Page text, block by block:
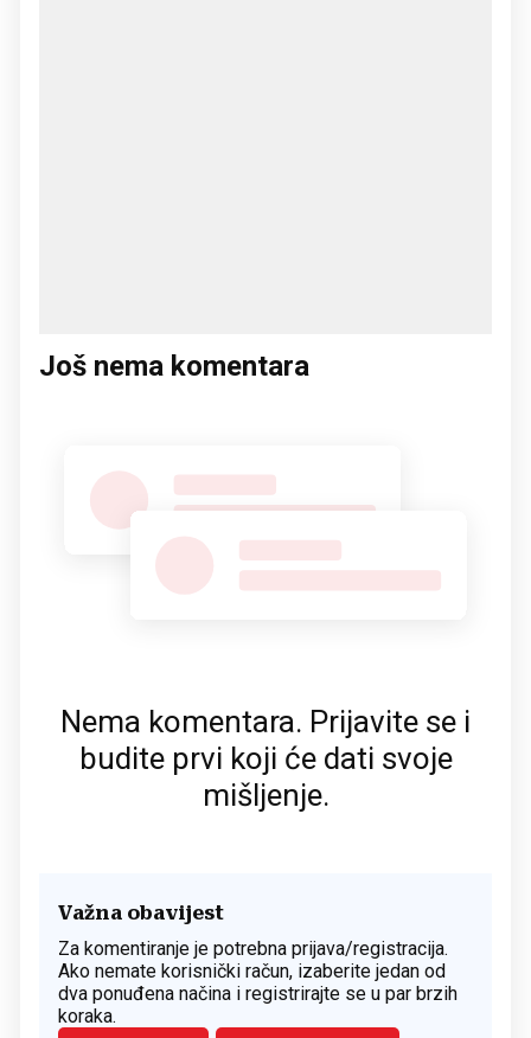
Još nema komentara
Nema komentara. Prijavite se i
budite prvi koji će dati svoje
mišljenje.
Važna obavijest
Za komentiranje je potrebna prijava/registracija.
Ako nemate korisnički račun, izaberite jedan od
dva ponuđena načina i registrirajte se u par brzih
koraka.